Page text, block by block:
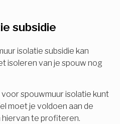
subsidie
isolatie subsidie kan
isoleren van je spouw nog
spouwmuur isolatie kunt
moet je voldoen aan de
te profiteren.
ontvang nu direct uw
per mail.